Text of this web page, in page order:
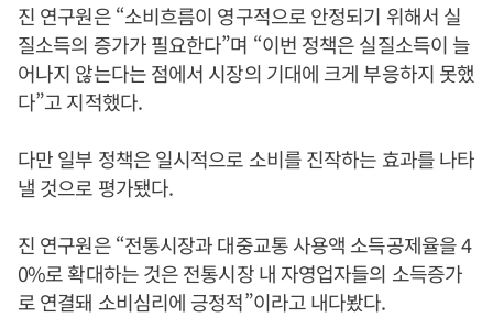
진 연구원은 “소비흐름이 영구적으로 안정되기 위해서 실
질소득의 증가가 필요한다”며 “이번 정책은 실질소득이 늘
어나지 않는다는 점에서 시장의 기대에 크게 부응하지 못했
다”고 지적했다.
다만 일부 정책은 일시적으로 소비를 진작하는 효과를 나타
낼 것으로 평가됐다.
진 연구원은 “전통시장과 대중교통 사용액 소득공제율을 4
0%로 확대하는 것은 전통시장 내 자영업자들의 소득증가
로 연결돼 소비심리에 긍정적”이라고 내다봤다.